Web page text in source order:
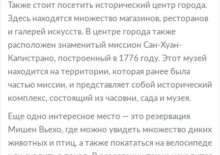
Также стоит посетить исторический центр города.
Здесь находятся множество магазинов, ресторанов
и галерей искусств. В центре города также
расположен знаменитый миссион Сан-Хуан-
Капистрано, построенный в 1776 году. Этот музей
находится на территории, которая ранее была
частью миссии, и представляет собой исторический
комплекс, состоящий из часовни, сада и музея.
Еще одно интересное место — это резервация
Мишен Вьехо, где можно увидеть множество диких
животных и птиц, а также покататься на велосипеде